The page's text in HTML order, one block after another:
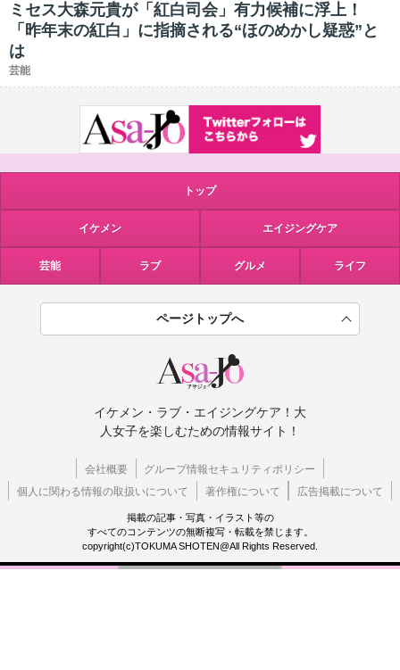
ミセス大森元貴が「紅白司会」有力候補に浮上！
「昨年末の紅白」に指摘される“ほのめかし疑惑”と
は
芸能
トップ
イケメン エイジングケア
芸能 ラブ グルメ ライフ
ページトップへ
イケメン・ラブ・エイジングケア！大
人女子を楽しむための情報サイト！
会社概要
グループ情報セキュリティポリシー
個人に関わる情報の取扱いについて
著作権について 広告掲載について
掲載の記事・写真・イラスト等の
すべてのコンテンツの無断複写・転載を禁じます。
copyright(c)TOKUMA SHOTEN@All Rights Reserved.